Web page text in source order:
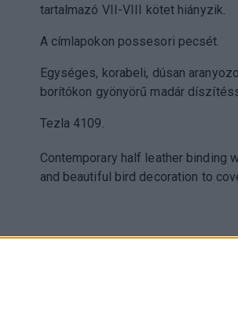
tartalmazó VII-VIII kötet hiányzik.
A címlapokon possesori pecsét.
Egységes, korabeli, dúsan
borítókon gyönyörű madár
Tezla 4109.
Contemporary half leather binding
and beautiful bird decoration to